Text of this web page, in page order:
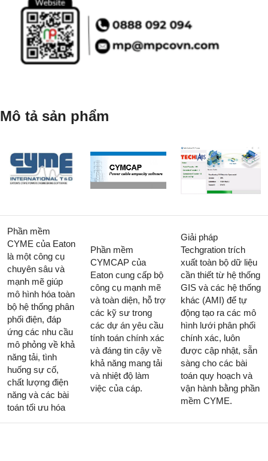
Mô tả sản phẩm
Phần mềm
CYME của Eaton
là một công cụ
chuyên sâu và
mạnh mẽ giúp
mô hình hóa toàn
bộ hệ thống phân
phối điện, đáp
ứng các nhu cầu
mô phỏng về khả
năng tải, tình
huống sự cố,
chất lượng điện
năng và các bài
toán tối ưu hóa
Phần mềm
CYMCAP của
Eaton cung cấp bộ
công cụ mạnh mẽ
và toàn diện, hỗ trợ
các kỹ sư trong
các dự án yêu cầu
tính toán chính xác
và đáng tin cậy về
khả năng mang tải
và nhiệt độ làm
việc của cáp.
Giải pháp
Techgration trích
xuất toàn bộ dữ liệu
cần thiết từ hệ thống
GIS và các hệ thống
khác (AMI) để tự
động tạo ra các mô
hình lưới phân phối
chính xác, luôn
được cập nhật, sẵn
sàng cho các bài
toán quy hoạch và
vận hành bằng phần
mềm CYME.